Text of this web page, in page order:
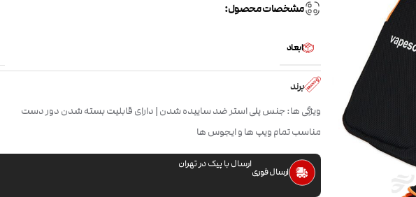
مشخصات محصول:
ابعاد
برند
ویژگی ها: جنس پلی استر ضد ساییده شدن | دارای قابلیت بسته شدن دور دست
مناسب تمام ویپ ها و ایجوس ها
ارسال فوری
ارسال با پیک در تهران